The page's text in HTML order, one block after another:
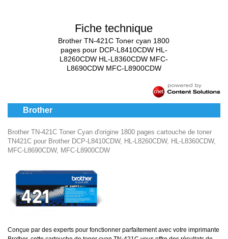
Fiche technique
Brother TN-421C Toner cyan 1800
pages pour DCP-L8410CDW HL-
L8260CDW HL-L8360CDW MFC-
L8690CDW MFC-L8900CDW
Brother
Brother TN-421C Toner Cyan d'origine 1800 pages cartouche de toner
TN421C pour Brother DCP-L8410CDW, HL-L8260CDW, HL-L8360CDW,
MFC-L8690CDW, MFC-L8900CDW
Conçue par des experts pour fonctionner parfaitement avec votre imprimante